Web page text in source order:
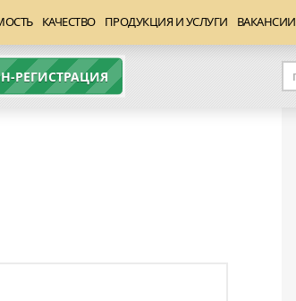
КАЧЕСТВО ПРОДУКЦИЯ И УСЛУГИ ВАКАНСИИ
РЕГИСТРАЦИЯ